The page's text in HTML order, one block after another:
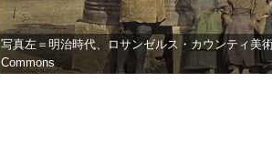
写真左＝明治時代、ロサンゼルス・カウンティ美
Commons